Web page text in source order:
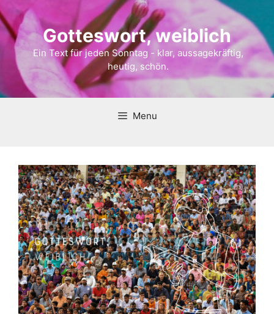
Gotteswort, weiblich
Ein Text für jeden Sonntag - klar, aussagekräftig,
heutig, schön.
Menu